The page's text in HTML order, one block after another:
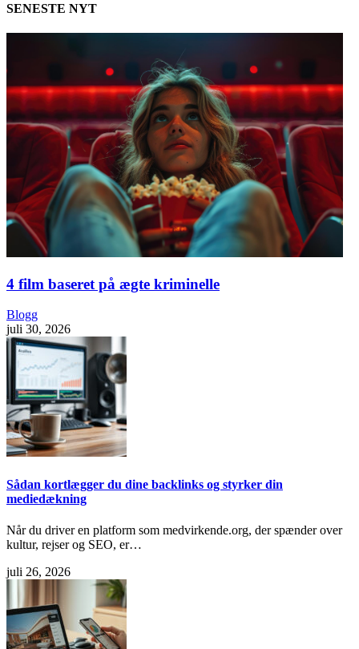
SENESTE NYT
4 film baseret på ægte kriminelle
Blogg
juli 30, 2026
Sådan kortlægger du dine backlinks og styrker din
mediedækning
Når du driver en platform som medvirkende.org, der spænder over
kultur, rejser og SEO, er…
juli 26, 2026